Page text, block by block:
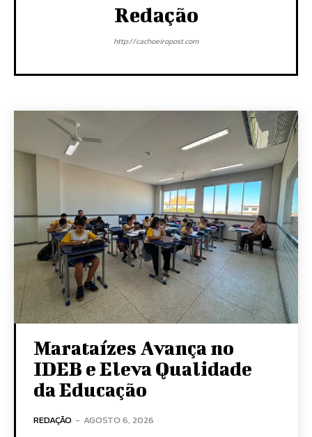
Redação
http://cachoeiropost.com
Marataízes Avança no
IDEB e Eleva Qualidade
da Educação
REDAÇÃO - AGOSTO 6, 2026